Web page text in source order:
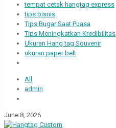
tempat cetak hangtag express
tips bisnis
Tips Bugar Saat Puasa
Tips Meningkatkan Kredibilitas
Ukuran Hang tag Souvenir
ukuran paper belt
All
admin
June 8, 2026